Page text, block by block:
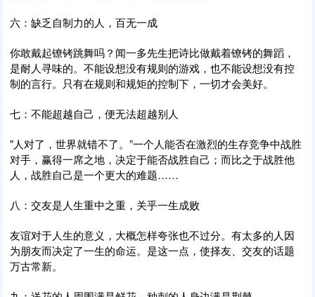
六：缺乏自制力的人，百无一成
你敢戴起镣铐跳舞吗？闻一多先生把诗比做戴着镣铐的舞蹈，
是耐人寻味的。不能设想没有规则的游戏，也不能设想没有控
制的言行。只有在规则和规矩的控制下，一切才会美好。
七：不能超越自己，便无法超越别人
"人对了，世界就错不了。”一个人能否在激烈的生存竞争中战胜
对手，赢得一席之地，决定于能否战胜自己；而比之于战胜他
人，战胜自己是一个更大的难题……
八：交友是人生重中之重，关乎一生成败
友谊对于人生的意义，大概怎样夸张也不过分。有太多的人因
为朋友而决定了一生的命运。是这一点，使择友、交友的话题
万古常新。